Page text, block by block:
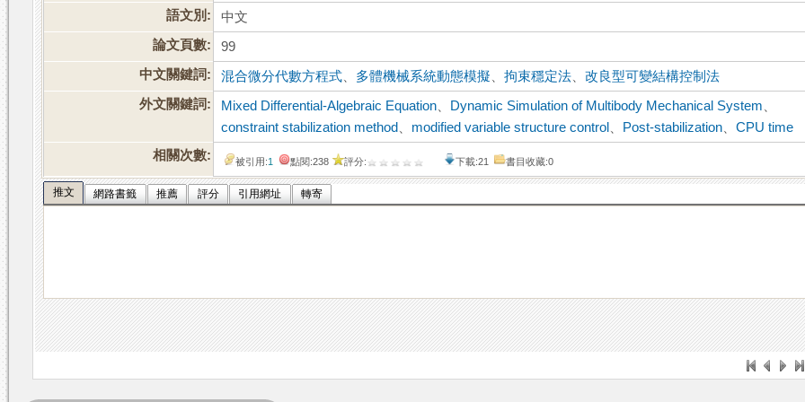
語文別:
中文
論文頁數:
99
中文關鍵詞:
混合微分代數方程式 多體機械系統動態模擬 、拘束穩定法 、改良型可變結構控制法
外文關鍵詞:
Mixed Differential-Algebraic Equation Dynamic Simulation of Multibody Mechanical System
constraint stabilization method
modified variable structure control Post-stabilization 、CPU time
相關次數:
被引用:1 點閱:238 評分: 下載:21 書目收藏:0
推文 網路書籤 推薦 評分 引用網址 轉寄